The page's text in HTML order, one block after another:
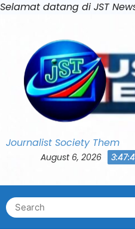
Selamat datang di JST
Journalist Society Them
August 6, 2026
Search
for: